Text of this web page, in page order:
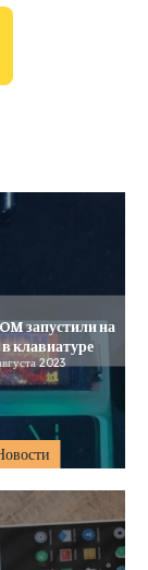
запустили на
клавиатуре
2023